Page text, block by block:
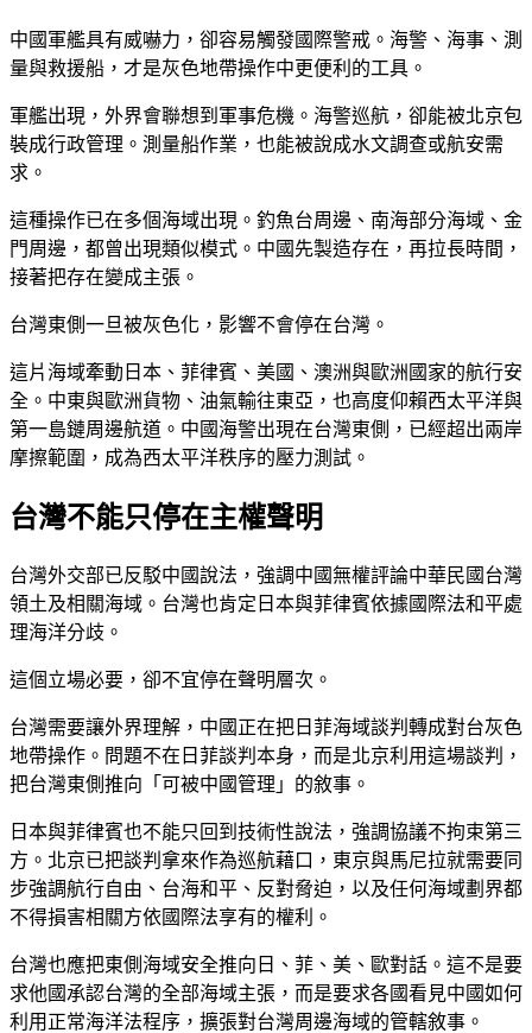
中國軍艦具有威嚇力，卻容易觸發國際警戒。海警、海事、測
量與救援船，才是灰色地帶操作中更便利的工具。
軍艦出現，外界會聯想到軍事危機。海警巡航，卻能被北京包
裝成行政管理。測量船作業，也能被說成水文調查或航安需
求。
這種操作已在多個海域出現。釣魚台周邊、南海部分海域、金
門周邊，都曾出現類似模式。中國先製造存在，再拉長時間，
接著把存在變成主張。
台灣東側一旦被灰色化，影響不會停在台灣。
這片海域牽動日本、菲律賓、美國、澳洲與歐洲國家的航行安
全。中東與歐洲貨物、油氣輸往東亞，也高度仰賴西太平洋與
第一島鏈周邊航道。中國海警出現在台灣東側，已經超出兩岸
摩擦範圍，成為西太平洋秩序的壓力測試。
台灣不能只停在主權聲明
台灣外交部已反駁中國說法，強調中國無權評論中華民國台灣
領土及相關海域。台灣也肯定日本與菲律賓依據國際法和平處
理海洋分歧。
這個立場必要，卻不宜停在聲明層次。
台灣需要讓外界理解，中國正在把日菲海域談判轉成對台灰色
地帶操作。問題不在日菲談判本身，而是北京利用這場談判，
把台灣東側推向「可被中國管理」的敘事。
日本與菲律賓也不能只回到技術性說法，強調協議不拘束第三
方。北京已把談判拿來作為巡航藉口，東京與馬尼拉就需要同
步強調航行自由、台海和平、反對脅迫，以及任何海域劃界都
不得損害相關方依國際法享有的權利。
台灣也應把東側海域安全推向日、菲、美、歐對話。這不是要
求他國承認台灣的全部海域主張，而是要求各國看見中國如何
利用正常海洋法程序，擴張對台灣周邊海域的管轄敘事。